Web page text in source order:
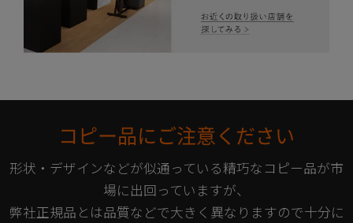
コピー品にご注意ください
形状・デザインなどが似通っている精巧なコピー品が市
場に出回っていますが、
弊社正規品とは品質などで大きく異なりますので十分に